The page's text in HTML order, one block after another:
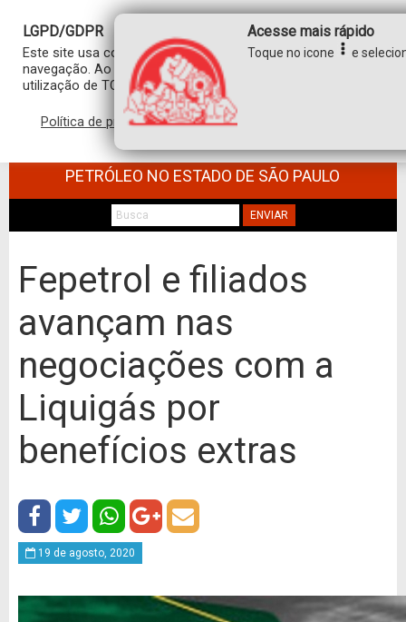
COMÉRCIO DE MINÉRIOS E DERIVADOS DE
PETRÓLEO NO ESTADO DE SÃO PAULO
ENVIAR
Fepetrol e filiados
avançam nas
negociações com a
Liquigás por
benefícios extras
19 de agosto, 2020
LGPD/GDPR
Este site usa cookies para personalizar sua experiência de
navegação. Ao clicar em “aceitar”, você concorda com a
utilização de TODOS os cookies.
Política de privacidade Aceitar
Acesse mais rápido
Toque no icone e